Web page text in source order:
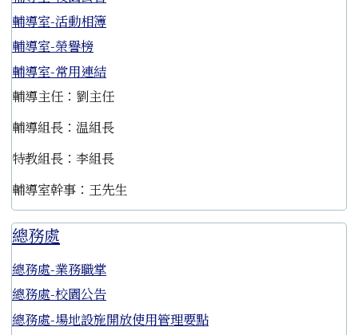
輔導室-活動相簿
輔導室-榮譽榜
輔導室-常用連結
輔導主任：劉主任
輔導組長：温組長
特教組長：李組長
輔導室幹事：王先生
總務處
總務處-業務職掌
總務處-校園公告
總務處-場地設施開放使用管理要點